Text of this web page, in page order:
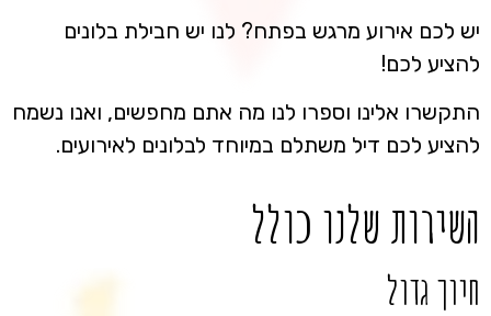
יש לכם אירוע מרגש בפתח? לנו יש חבילת בלונים
להציע לכם!
התקשרו אלינו וספרו לנו מה אתם מחפשים, ואנו נשמח
להציע לכם דיל משתלם במיוחד לבלונים לאירועים.
השירות שלנו כולל
חיוך גדול